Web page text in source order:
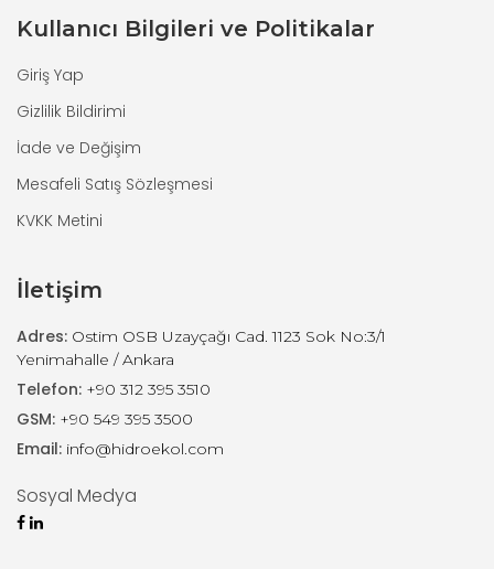
Kullanıcı Bilgileri ve Politikalar
Giriş Yap
Gizlilik Bildirimi
İade ve Değişim
Mesafeli Satış Sözleşmesi
KVKK Metini
İletişim
Adres: Ostim OSB Uzayçağı Cad. 1123 Sok No:3/1
Yenimahalle / Ankara
Telefon: +90 312 395 3510
GSM: +90 549 395 3500
Email: info@hidroekol.com
Sosyal Medya